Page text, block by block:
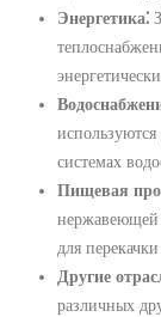
Энергетика⁚
системах
Пищевая
нержавеющей
для
Другие
различных